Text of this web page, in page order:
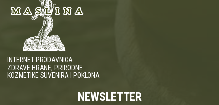
INTERNET PRODAVNICA
ZDRAVE HRANE, PRIRODNE
KOZMETIKE SUVENIRA I POKLONA
NEWSLETTER